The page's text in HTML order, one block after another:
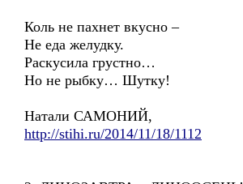
Коль не пахнет вкусно –
Не еда желудку.
Раскусила грустно…
Но не рыбку… Шутку!
Натали САМОНИЙ,
http://stihi.ru/2014/11/18/1112